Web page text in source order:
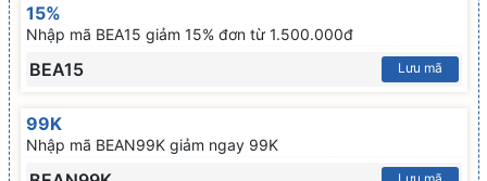
15%
Nhập mã BEA15 giảm 15% đơn từ 1.500.000đ
BEA15 Lưu mã
99K
Nhập mã BEAN99K giảm ngay 99K